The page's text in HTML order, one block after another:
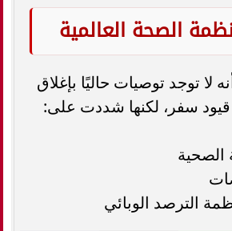
الصحة العالمية
لا توجد توصيات حاليًا بإغلاق
سفر، لكنها شددت على:
الصحية
الترصد الوبائي